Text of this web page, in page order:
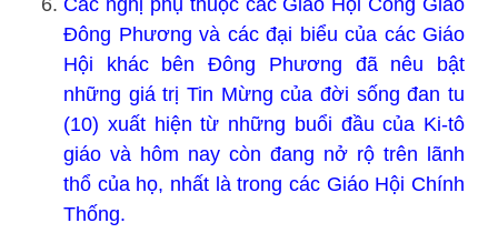
Đông Phương và các đại biểu của các Giáo
Hội khác bên Đông Phương đã nêu bật
những giá trị Tin Mừng của đời sống đan tu
(10) xuất hiện từ những buổi đầu của Ki-tô
giáo và hôm nay còn đang nở rộ trên lãnh
thổ của họ, nhất là trong các Giáo Hội Chính
Thống.